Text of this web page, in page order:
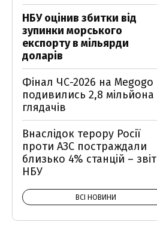
НБУ оцінив збитки від
зупинки морського
експорту в мільярди
доларів
Фінал ЧС-2026 на Megogo
подивились 2,8 мільйона
глядачів
Внаслідок терору Росії
проти АЗС постраждали
близько 4% станцій – звіт
НБУ
ВСІ НОВИНИ